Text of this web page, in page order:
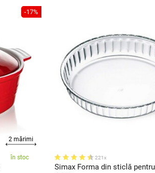
-17%
2 mărimi
în stoc 221x
Simax Forma din sticlă